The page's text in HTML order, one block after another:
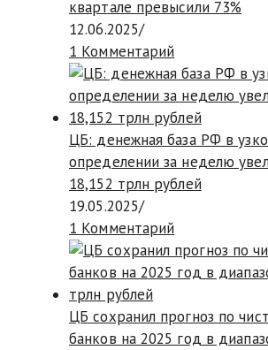
квартале превысили 73%
12.06.2025/
1 Комментарий
ЦБ: денежная база РФ в
определении за неделю
18,152 трлн рублей
19.05.2025/
1 Комментарий
ЦБ сохранил прогноз по
банков на 2025 год в